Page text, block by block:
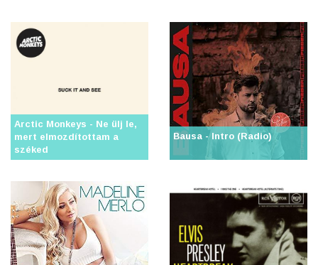
Arctic Monkeys - Ne ülj le,
mert elmozdítottam a
széked
Bausa - Intro (Radio)